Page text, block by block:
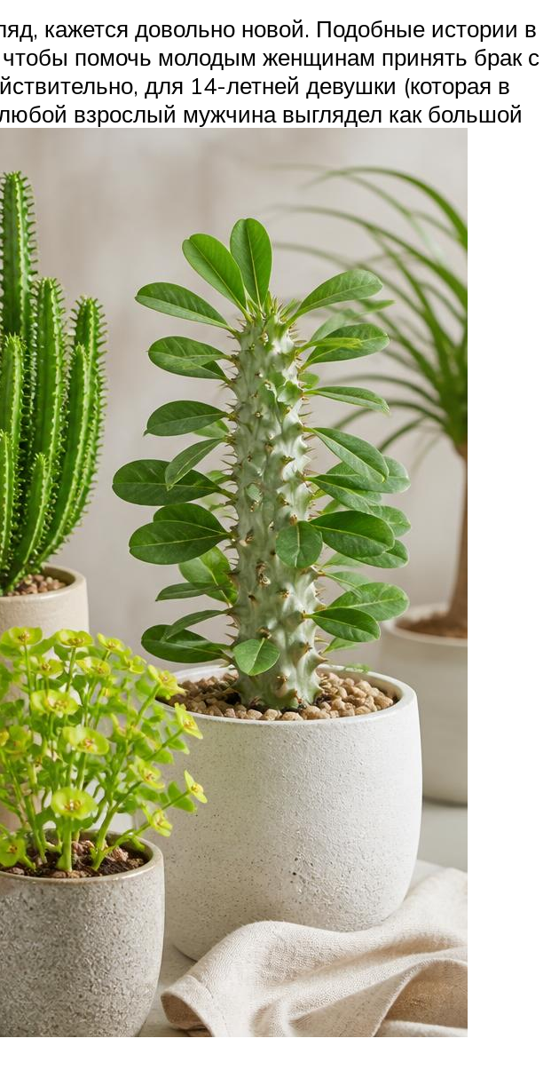
кажется довольно новой. Подобные истории в
чтобы помочь молодым женщинам принять брак с
для 14-летней девушки (которая в
взрослый мужчина выглядел как большой